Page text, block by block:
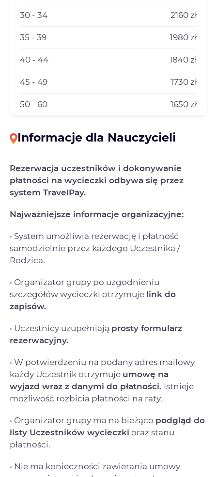
30 - 34 2160 zł
35 - 39 1980 zł
40 - 44 1840 zł
45 - 49 1730 zł
50 - 60 1650 zł
Informacje dla Nauczycieli
Rezerwacja uczestników i dokonywanie
płatności na wycieczki odbywa się przez
system TravelPay.
Najważniejsze informacje organizacyjne:
• System umożliwia rezerwację i płatność
samodzielnie przez każdego Uczestnika /
Rodzica.
• Organizator grupy po uzgodnieniu
szczegółów wycieczki otrzymuje link do
zapisów.
• Uczestnicy uzupełniają prosty formularz
rezerwacyjny.
• W potwierdzeniu na podany adres mailowy
każdy Uczestnik otrzymuje umowę na
wyjazd wraz z danymi do płatności. Istnieje
możliwość rozbicia płatności na raty.
• Organizator grupy ma na bieżąco podgląd do
listy Uczestników wycieczki oraz stanu
płatności.
• Nie ma konieczności zawierania umowy